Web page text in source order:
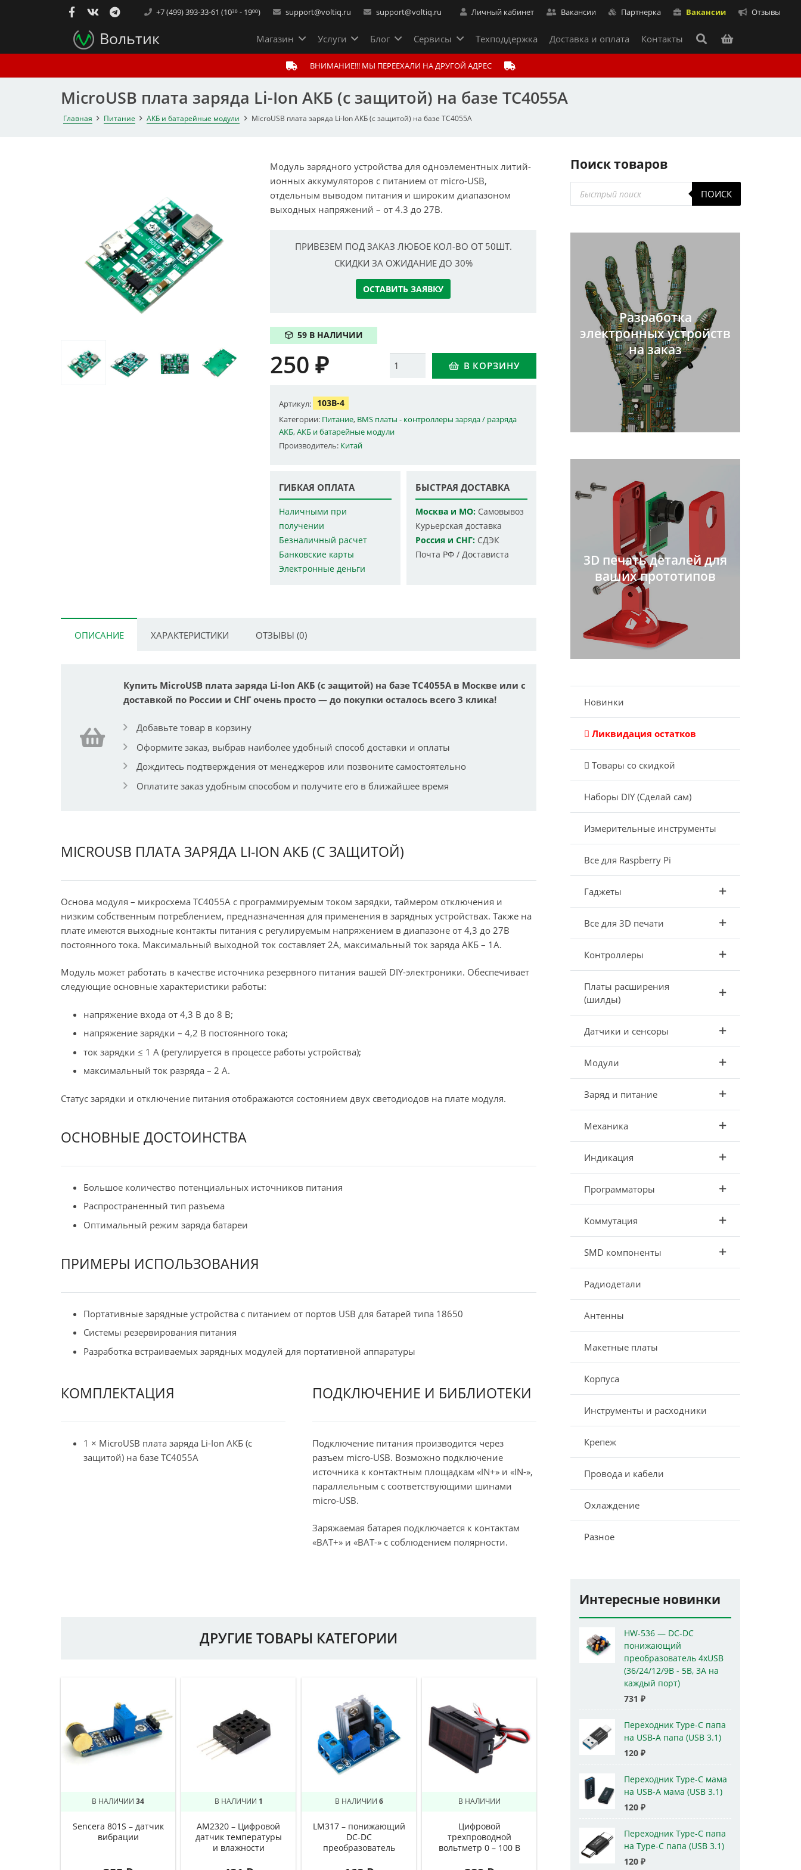
+7 (499) 393-33-61 (10³⁰ - 19⁰⁰) support@voltiq.ru support@voltiq.ru Личный кабинет Вакансии Партнерка Вакансии Отзывы
Вольтик Магазин Услуги Блог Сервисы Техподдержка Доставка и оплата Контакты
ВНИМАНИЕ!!! МЫ ПЕРЕЕХАЛИ НА ДРУГОЙ АДРЕС
MicroUSB плата заряда Li-Ion АКБ (с защитой) на базе TC4055A
Главная Питание АКБ и батарейные модули MicroUSB плата заряда Li-Ion АКБ (с защитой) на базе TC4055A
Модуль зарядного устройства для одноэлементных литий-
ионных аккумуляторов с питанием от micro-USB,
отдельным выводом питания и широким диапазоном
выходных напряжений – от 4.3 до 27В.
ПРИВЕЗЕМ ПОД ЗАКАЗ ЛЮБОЕ КОЛ-ВО ОТ 50ШТ.
СКИДКИ ЗА ОЖИДАНИЕ ДО 30%
ОСТАВИТЬ ЗАЯВКУ
59 В НАЛИЧИИ
Количество В КОРЗИНУ
250₽
Артикул: 103B-4
Категории: Питание, BMS платы - контроллеры заряда / разряда
АКБ,АКБ и батарейные модули
Производитель: Китай
ГИБКАЯ ОПЛАТА
Наличными при
получении
Безналичный расчет
Банковские карты
Электронные деньги
БЫСТРАЯ ДОСТАВКА
Москва и МО:Самовывоз
Курьерская доставка
Россия и СНГ:СДЭК
Почта РФ / Достависта
ОПИСАНИЕ ХАРАКТЕРИСТИКИ ОТЗЫВЫ (0)
Купить MicroUSB плата заряда Li-Ion АКБ (с защитой) на базе TC4055A в Москве или с
доставкой по России и СНГ очень просто — до покупки осталось всего 3 клика!
Добавьте товар в корзину
Оформите заказ, выбрав наиболее удобный способ доставки и оплаты
Дождитесь подтверждения от менеджеров или позвоните самостоятельно
Оплатите заказ удобным способом и получите его в ближайшее время
MICROUSB ПЛАТА ЗАРЯДА LI-ION АКБ (С ЗАЩИТОЙ)
Основа модуля – микросхема TC4055A с программируемым током зарядки, таймером отключения и
низким собственным потреблением, предназначенная для применения в зарядных устройствах. Также на
плате имеются выходные контакты питания с регулируемым напряжением в диапазоне от 4,3 до 27В
постоянного тока. Максимальный выходной ток составляет 2А, максимальный ток заряда АКБ – 1А.
Модуль может работать в качестве источника резервного питания вашей DIY-электроники. Обеспечивает
следующие основные характеристики работы:
напряжение входа от 4,3 В до 8 В;
напряжение зарядки – 4,2 В постоянного тока;
ток зарядки ≤ 1 А (регулируется в процессе работы устройства);
максимальный ток разряда – 2 А.
Статус зарядки и отключение питания отображаются состоянием двух светодиодов на плате модуля.
ОСНОВНЫЕ ДОСТОИНСТВА
Большое количество потенциальных источников питания
Распространенный тип разъема
Оптимальный режим заряда батареи
ПРИМЕРЫ ИСПОЛЬЗОВАНИЯ
Портативные зарядные устройства с питанием от портов USB для батарей типа 18650
Системы резервирования питания
Разработка встраиваемых зарядных модулей для портативной аппаратуры
КОМПЛЕКТАЦИЯ
1 × MicroUSB плата заряда Li-Ion АКБ (с
защитой) на базе TC4055A
ПОДКЛЮЧЕНИЕ И БИБЛИОТЕКИ
Подключение питания производится через
разъем micro-USB. Возможно подключение
источника к контактным площадкам «IN+» и «IN-»,
параллельным с соответствующими шинами
micro-USB.
Заряжаемая батарея подключается к контактам
«BAT+» и «BAT-» с соблюдением полярности.
ДРУГИЕ ТОВАРЫ КАТЕГОРИИ
В НАЛИЧИИ 34
Sencera 801S – датчик
вибрации
В НАЛИЧИИ 1
AM2320 – Цифровой
датчик температуры
и влажности
В НАЛИЧИИ 6
LM317 – понижающий
DC-DC
преобразователь
В НАЛИЧИИ
Цифровой
трехпроводной
вольтметр 0 – 100 В
Поиск товаров
Поиск
товаров
ПОИСК
Разработка
электронных устройств
на заказ
3D печать деталей для
ваших прототипов
Новинки
Ликвидация остатков
Товары со скидкой
Наборы DIY (Сделай сам)
Измерительные инструменты
Все для Raspberry Pi
Гаджеты
Все для 3D печати
Контроллеры
Платы расширения
(шилды)
Датчики и сенсоры
Модули
Заряд и питание
Механика
Индикация
Программаторы
Коммутация
SMD компоненты
Радиодетали
Антенны
Макетные платы
Корпуса
Инструменты и расходники
Крепеж
Провода и кабели
Охлаждение
Разное
Интересные новинки
HW-536 — DC-DC
понижающий
преобразователь 4xUSB
(36/24/12/9В - 5В, 3А на
каждый порт)
731 ₽
Переходник Type-C папа
на USB-A папа (USB 3.1)
120 ₽
Переходник Type-C мама
на USB-A мама (USB 3.1)
120 ₽
Переходник Type-C папа
на Type-C папа (USB 3.1)
120 ₽